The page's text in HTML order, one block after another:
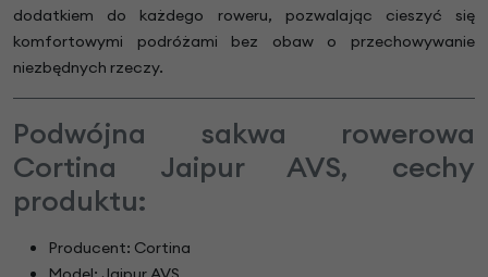
dodatkiem do każdego roweru, pozwalając cieszyć się
komfortowymi podróżami bez obaw o przechowywanie
niezbędnych rzeczy.
Podwójna sakwa rowerowa
Cortina Jaipur AVS, cechy
produktu:
Producent: Cortina